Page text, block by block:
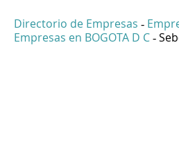
Directorio de Empresas -
Empresas en BOGOTA D C -